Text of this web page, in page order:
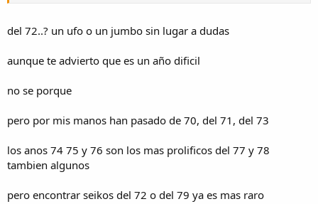
del 72..? un ufo o un jumbo sin lugar a dudas
aunque te advierto que es un año dificil
no se porque
pero por mis manos han pasado de 70, del 71, del 73
los anos 74 75 y 76 son los mas prolificos del 77 y 78
tambien algunos
pero encontrar seikos del 72 o del 79 ya es mas raro